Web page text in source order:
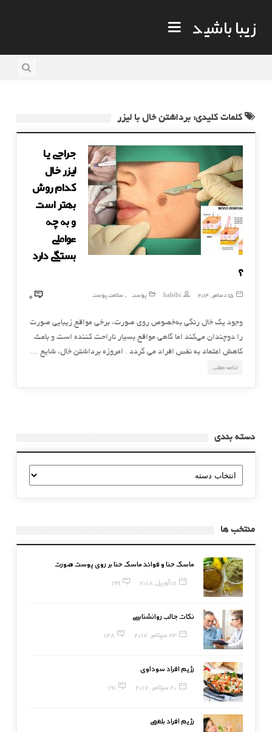
زیبا باشید
کلمات کلیدی: برداشتن خال با لیزر
جراحی یا
لیزر خال
کدام روش
بهتر است
و به چه
عواملی
بستگی دارد
؟
15 دسامبر, 2014 habibi پوست , سلامت پوست 0
وجود یک خال رنگی به‌خصوص روی صورت، برخی مواقع زیبایی صورت
را دوچندان می‌کند اما گاهی مواقع بسیار ناراحت کننده است و باعث
کاهش اعتماد به نفس افراد می گردد . امروزه برداشتن خال، شایع …
ادامه مطلب
دسته بندی
دسته
بندی
منتخب ها
ماسک حنا و فوائد ماسک حنا بر روی پوست صورت
18 آوریل, 2018 199
نکات جالب روانشناسی
23 سپتامبر, 2017 148
رژیم افراد سوداوی
20 سپتامبر, 2017 191
رژیم افراد بلغمی